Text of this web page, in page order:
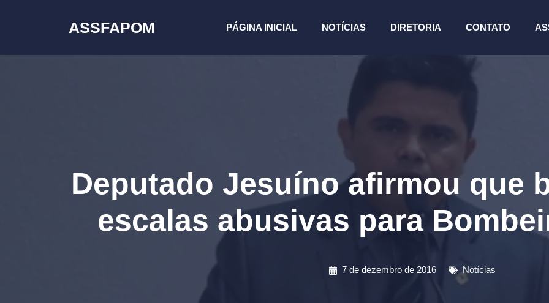
conteúdo
ASSFAPOM PÁGINA INICIAL NOTÍCIAS DIRETORIA CONTATO
Deputado Jesuíno afirmou que
escalas abusivas para
7 de dezembro de 2016 Notícias